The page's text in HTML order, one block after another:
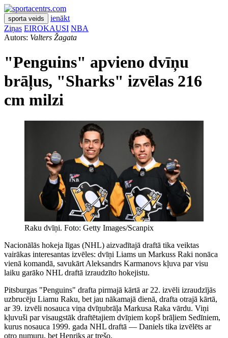
sporta veids
ienākt
Ziņas EIROKAUSI NBA
Autors: Valters Žagata
"Penguins" apvieno dvīņu
brāļus, "Sharks" izvēlas 216
cm milzi
Raku dvīņi. Foto: Getty Images/Scanpix
Nacionālās hokeja līgas (NHL) aizvadītajā draftā tika veiktas
vairākas interesantas izvēles: dvīņi Liams un Markuss Raki nonāca
vienā komandā, savukārt Aleksandrs Karmanovs kļuva par visu
laiku garāko NHL draftā izraudzīto hokejistu.
Pitsburgas "Penguins" drafta pirmajā kārtā ar 22. izvēli izraudzījās
uzbrucēju Liamu Raku, bet jau nākamajā dienā, drafta otrajā kārtā,
ar 39. izvēli nosauca viņa dvīņubrāļa Markusa Raka vārdu. Viņi
kļuvuši par visaugstāk draftētajiem dvīņiem kopš brāļiem Sedīniem,
kurus nosauca 1999. gada NHL draftā — Daniels tika izvēlēts ar
otro numuru, bet Henriks ar trešo.